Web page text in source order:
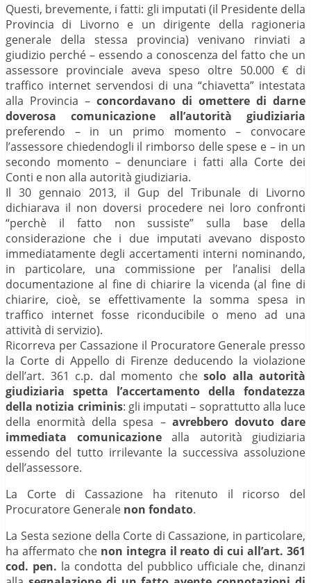
Questi, brevemente, i fatti: gli imputati (il Presidente della
Provincia di Livorno e un dirigente della ragioneria
generale della stessa provincia) venivano rinviati a
giudizio perché – essendo a conoscenza del fatto che un
assessore provinciale aveva speso oltre 50.000 € di
traffico internet servendosi di una “chiavetta” intestata
alla Provincia – concordavano di omettere di darne
doverosa comunicazione all’autorità giudiziaria
preferendo – in un primo momento – convocare
l’assessore chiedendogli il rimborso delle spese e – in un
secondo momento – denunciare i fatti alla Corte dei
Conti e non alla autorità giudiziaria.
Il 30 gennaio 2013, il Gup del Tribunale di Livorno
dichiarava il non doversi procedere nei loro confronti
“perchè il fatto non sussiste” sulla base della
considerazione che i due imputati avevano disposto
immediatamente degli accertamenti interni nominando,
in particolare, una commissione per l’analisi della
documentazione al fine di chiarire la vicenda (al fine di
chiarire, cioè, se effettivamente la somma spesa in
traffico internet fosse riconducibile o meno ad una
attività di servizio).
Ricorreva per Cassazione il Procuratore Generale presso
la Corte di Appello di Firenze deducendo la violazione
dell’art. 361 c.p. dal momento che solo alla autorità
giudiziaria spetta l’accertamento della fondatezza
della notizia criminis: gli imputati – soprattutto alla luce
della enormità della spesa – avrebbero dovuto dare
immediata comunicazionealla autorità giudiziaria
essendo del tutto irrilevante la successiva assoluzione
dell’assessore.
La Corte di Cassazione ha ritenuto il ricorso del
Procuratore Generale non fondato.
La Sesta sezione della Corte di Cassazione, in particolare,
ha affermato che non integra il reato di cui all’art. 361
cod. pen. la condotta del pubblico ufficiale che, dinanzi